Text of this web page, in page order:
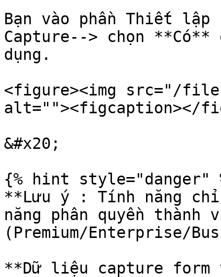
Bạn vào phần Thiết
Capture--> chọn
dụng.
<figure><img src="/files/
alt=""><figcaption></
&#x20;
{% hint style="danger"
**Lưu ý : Tính năng
năng phân quyền thành
(Premium/Enterprise/
**Dữ liệu capture form